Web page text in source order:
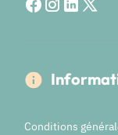
Conditions